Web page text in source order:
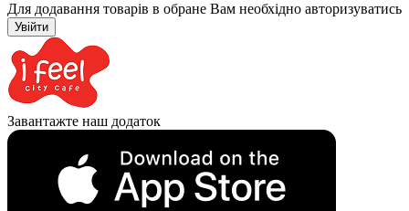
Для додавання товарів в обране Вам необхідно авторизуватись
Увійти
Завантажте наш додаток